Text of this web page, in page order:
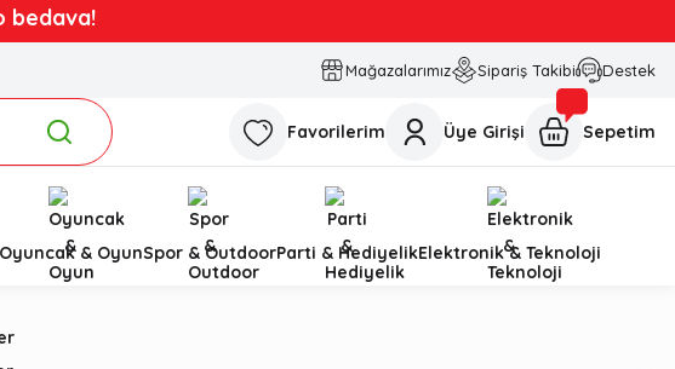
bedava!
Mağazalarımız Sipariş Takibi Destek
Favorilerim Üye Girişi Sepetim
Oyuncak & OyunSpor & OutdoorParti & HediyelikElektronik & Teknoloji